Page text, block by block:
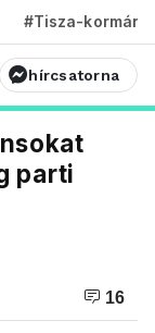
#Tisza-kormány
hírcsatorna
parti
16